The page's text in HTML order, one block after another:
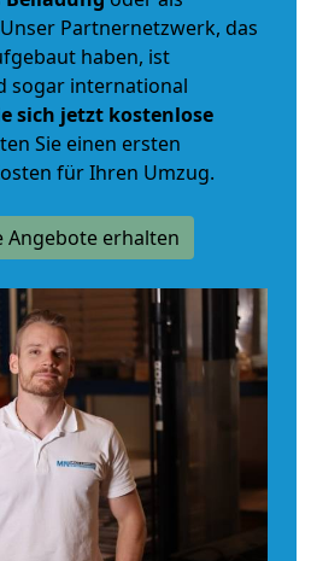
Partnernetzwerk, das
haben, ist
sogar international
sich jetzt kostenlose
Sie einen ersten
für Ihren Umzug.
Angebote erhalten